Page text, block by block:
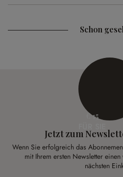
Schon
€ 15
Jetzt zum
Wenn Sie erfolgreich das
mit Ihrem ersten Newsletter
nächsten